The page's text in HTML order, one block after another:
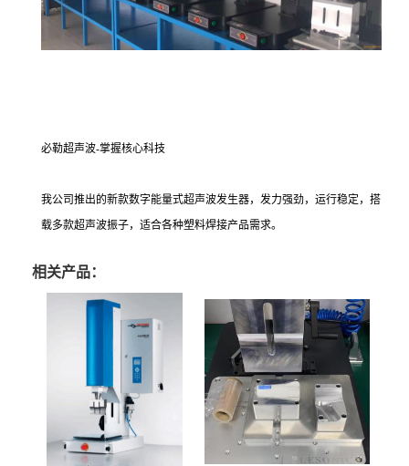
必勒超声波-掌握核心科技
我公司推出的新款数字能量式超声波发生器，发力强劲，运行稳定，搭
载多款超声波振子，适合各种塑料焊接产品需求。
相关产品：